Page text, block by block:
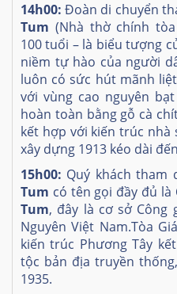
14h00: Đoàn di chuyển
Tum (Nhà thờ chính
100 tuổi – là biểu tượng
niềm tự hào của người
luôn có sức hút mãnh
với vùng cao nguyên
hoàn toàn bằng gỗ cà
kết hợp với kiến trúc nhà
xây dựng 1913 kéo dài
15h00: Quý khách tham
Tum có tên gọi đầy đủ là
Tum, đây là cơ sở Công
Nguyên Việt Nam.Tòa
kiến trúc Phương Tây
tộc bản địa truyền
1935.